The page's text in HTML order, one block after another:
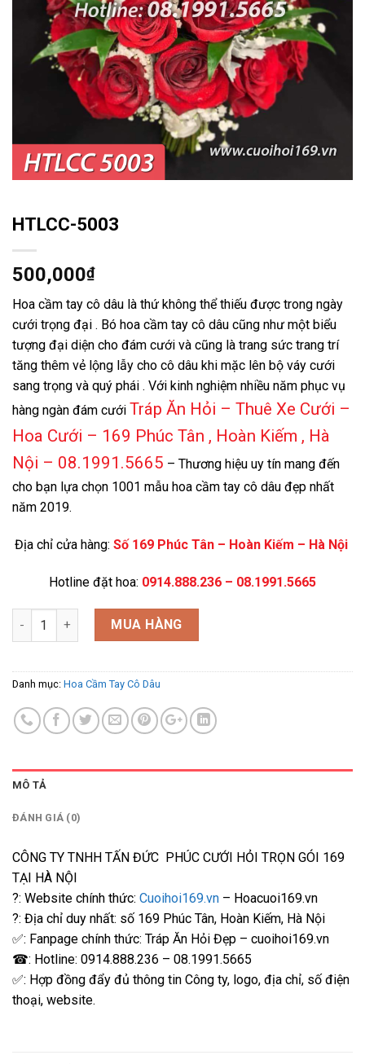
HTLCC-5003
500,000₫
Hoa cầm tay cô dâu là thứ không thể thiếu được trong ngày
cưới trọng đại . Bó hoa cầm tay cô dâu cũng như một biểu
tượng đại diện cho đám cưới và cũng là trang sức trang trí
tăng thêm vẻ lộng lẫy cho cô dâu khi mặc lên bộ váy cưới
sang trọng và quý phái . Với kinh nghiệm nhiều năm phục vụ
hàng ngàn đám cưới Tráp Ăn Hỏi – Thuê Xe Cưới –
Hoa Cưới – 169 Phúc Tân , Hoàn Kiếm , Hà
Nội – 08.1991.5665 – Thương hiệu uy tín mang đến
cho bạn lựa chọn 1001 mẫu hoa cầm tay cô dâu đẹp nhất
năm 2019.
Địa chỉ cửa hàng: Số 169 Phúc Tân – Hoàn Kiếm – Hà Nội
Hotline đặt hoa: 0914.888.236 – 08.1991.5665
HTLCC-5003 số lượngMUA HÀNG
Danh mục: Hoa Cầm Tay Cô Dâu
MÔ TẢ
ĐÁNH GIÁ (0)
CÔNG TY TNHH TẤN ĐỨC PHÚC CƯỚI HỎI TRỌN GÓI 169
TẠI HÀ NỘI
?: Website chính thức: Cuoihoi169.vn – Hoacuoi169.vn
?: Địa chỉ duy nhất: số 169 Phúc Tân, Hoàn Kiếm, Hà Nội
✅: Fanpage chính thức: Tráp Ăn Hỏi Đẹp – cuoihoi169.vn
☎: Hotline: 0914.888.236 – 08.1991.5665
✅: Hợp đồng đẩy đủ thông tin Công ty, logo, địa chỉ, số điện
thoại, website.